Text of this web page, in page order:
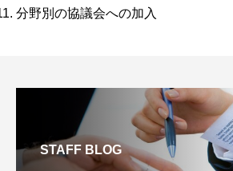
分野別の協議会への加入
STAFF BLOG